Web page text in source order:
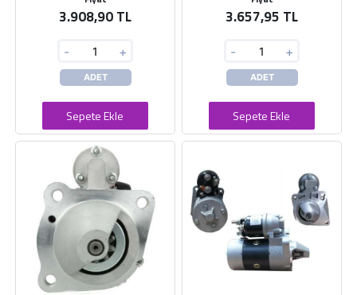
3.908,90 TL
- +
ADET
Sepete Ekle
3.657,95 TL
- +
ADET
Sepete Ekle